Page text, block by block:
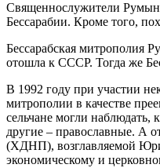
Священнослужители
Бессарабии. Кроме того,
Бессарабская митрополия
отошла к СССР. Тогда же
В 1992 году при участии
митрополии в качестве
сельчане могли
другие – православные. А
(ХДНП), возглавляемой
экономическому и